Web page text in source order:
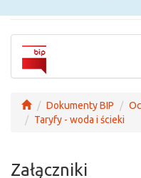
Dokumenty BIP
Taryfy - woda i ścieki
Załączniki